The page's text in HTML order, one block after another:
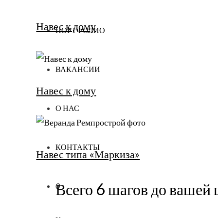
ПОРТФОЛИО
ВАКАНСИИ
О НАС
КОНТАКТЫ
0
Навес к дому
Навес к дому
Навес типа «Маркиза»
Всего 6 шагов до вашей